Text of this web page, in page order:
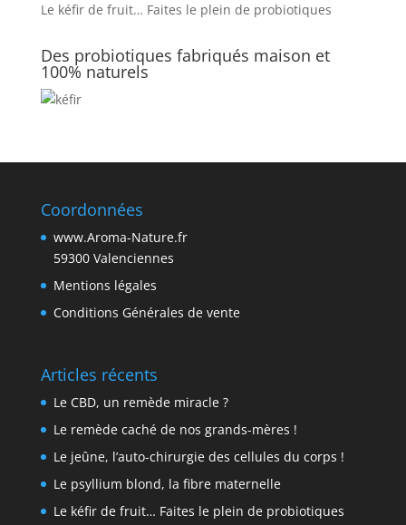
Le kéfir de fruit… Faites le plein de probiotiques
Des probiotiques fabriqués maison et
100% naturels
Coordonnées
www.Aroma-Nature.fr
59300 Valenciennes
Mentions légales
Conditions Générales de vente
Articles récents
Le CBD, un remède miracle ?
Le remède caché de nos grands-mères !
Le jeûne, l’auto-chirurgie des cellules du corps !
Le psyllium blond, la fibre maternelle
Le kéfir de fruit… Faites le plein de probiotiques